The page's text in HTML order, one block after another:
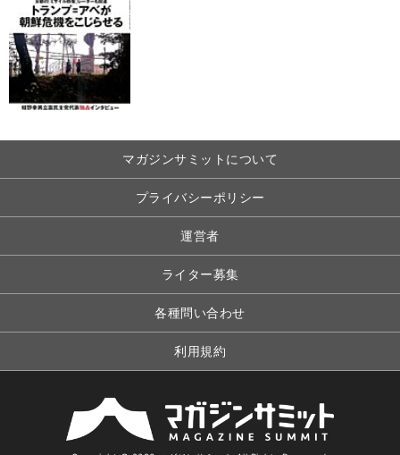
マガジンサミットについて
プライバシーポリシー
運営者
ライター募集
各種問い合わせ
利用規約